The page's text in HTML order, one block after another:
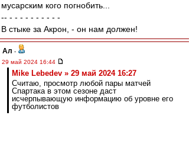
мусарским кого погнобить...
-- - - - - - - - - - -
В стыке за Акрон, - он нам должен!
Ал -
29 май 2024 16:44
Mike Lebedev » 29 май 2024 16:27
Считаю, просмотр любой пары матчей
Спартака в этом сезоне даст
исчерпывающую информацию об уровне его
футболистов